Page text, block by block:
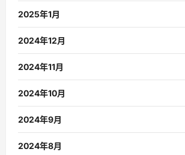
2025年1月
2024年12月
2024年11月
2024年10月
2024年9月
2024年8月